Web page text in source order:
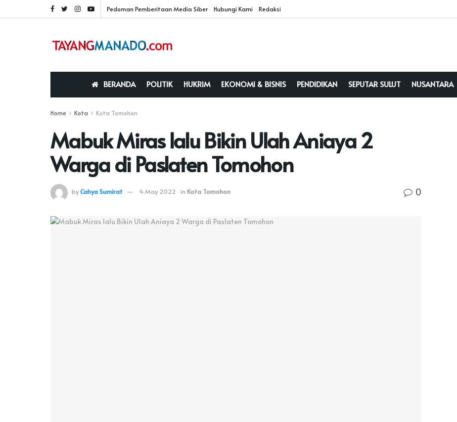
Pedoman Pemberitaan Media Siber Hubungi Kami Redaksi
BERANDA POLITIK HUKRIM EKONOMI & BISNIS PENDIDIKAN SEPUTAR SULUT NUSANTARA
Home Kota Kota Tomohon
Mabuk Miras lalu Bikin Ulah Aniaya 2
Warga di Paslaten Tomohon
byCahya Sumirat 4 May 2022 in Kota Tomohon 0